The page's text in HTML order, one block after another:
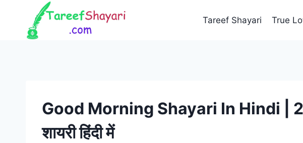
content
Tareef Shayari True
Good Morning Shayari In Hindi |
शायरी हिंदी में